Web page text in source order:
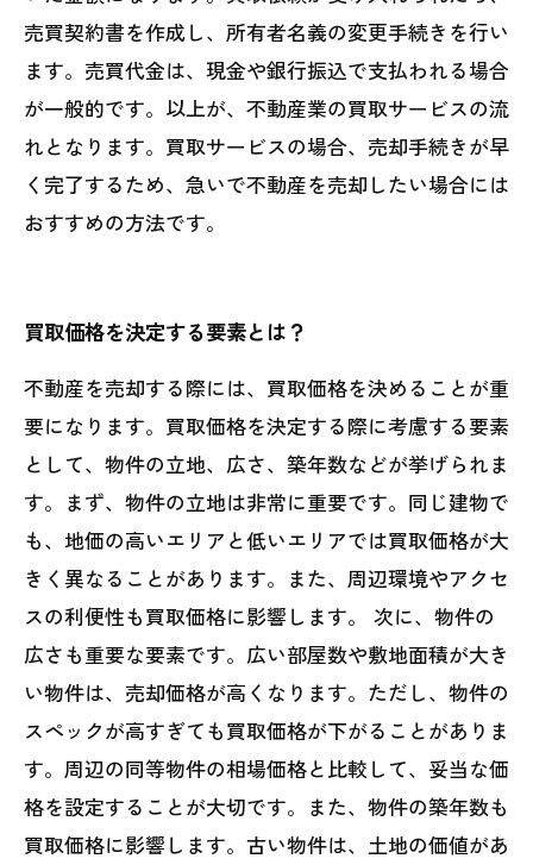
売買契約書を作成し、所有者名義の変更手続きを行い
ます。売買代金は、現金や銀行振込で支払われる場合
が一般的です。以上が、不動産業の買取サービスの流
れとなります。買取サービスの場合、売却手続きが早
く完了するため、急いで不動産を売却したい場合には
おすすめの方法です。
買取価格を決定する要素とは？
不動産を売却する際には、買取価格を決めることが重
要になります。買取価格を決定する際に考慮する要素
として、物件の立地、広さ、築年数などが挙げられま
す。まず、物件の立地は非常に重要です。同じ建物で
も、地価の高いエリアと低いエリアでは買取価格が大
きく異なることがあります。また、周辺環境やアクセ
スの利便性も買取価格に影響します。 次に、物件の
広さも重要な要素です。広い部屋数や敷地面積が大き
い物件は、売却価格が高くなります。ただし、物件の
スペックが高すぎても買取価格が下がることがありま
す。周辺の同等物件の相場価格と比較して、妥当な価
格を設定することが大切です。また、物件の築年数も
買取価格に影響します。古い物件は、土地の価値があ